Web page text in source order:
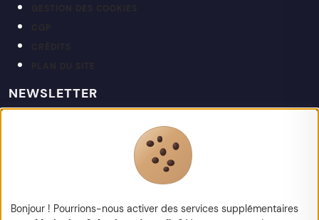
NEWSLETTER
Restez informé de nos actualités et projets.
Bonjour ! Pourrions-nous activer des services supplémentaires